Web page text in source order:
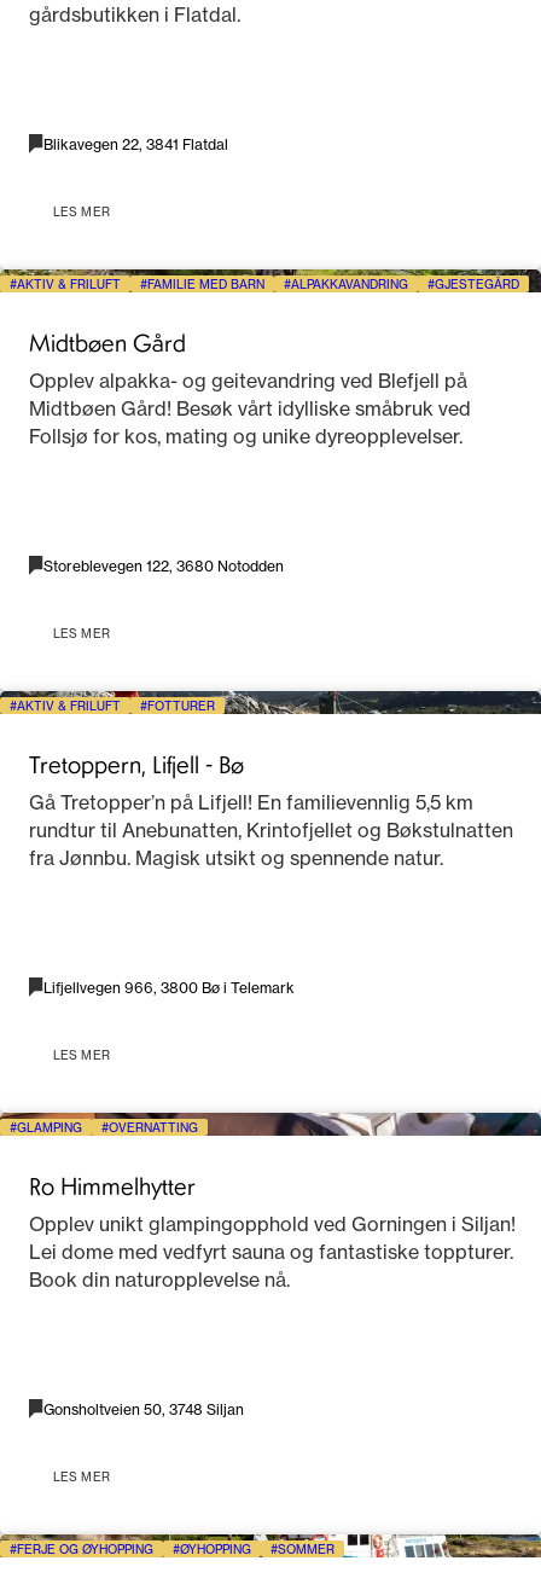
gårdsbutikken i Flatdal.
Blikavegen 22, 3841 Flatdal
LES MER
AKTIV & FRILUFT FAMILIE MED BARN ALPAKKAVANDRING GJESTEGÅRD
Midtbøen Gård
Opplev alpakka- og geitevandring ved Blefjell på
Midtbøen Gård! Besøk vårt idylliske småbruk ved
Follsjø for kos, mating og unike dyreopplevelser.
Storeblevegen 122, 3680 Notodden
LES MER
AKTIV & FRILUFT FOTTURER
Tretoppern, Lifjell - Bø
Gå Tretopper’n på Lifjell! En familievennlig 5,5 km
rundtur til Anebunatten, Krintofjellet og Bøkstulnatten
fra Jønnbu. Magisk utsikt og spennende natur.
Lifjellvegen 966, 3800 Bø i Telemark
LES MER
GLAMPING OVERNATTING
Ro Himmelhytter
Opplev unikt glampingopphold ved Gorningen i Siljan!
Lei dome med vedfyrt sauna og fantastiske toppturer.
Book din naturopplevelse nå.
Gonsholtveien 50, 3748 Siljan
LES MER
FERJE OG ØYHOPPING ØYHOPPING SOMMER